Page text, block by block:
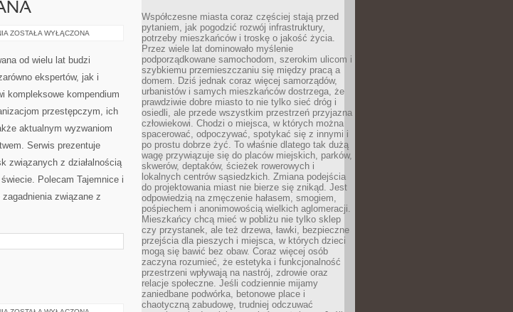
PRZESTĘPCZOŚC
ZOSTAŁA WYŁĄCZONA
od wielu lat budzi
ekspertów, jak i
kompleksowe kompendium
przestępczym, ich
aktualnym wyzwaniom
Serwis prezentuje
związanych z działalnością
Polecam Tajemnice i
związane z
Współczesne miasta coraz częściej stają przed
pytaniem, jak pogodzić rozwój infrastruktury,
potrzeby mieszkańców i troskę o jakość życia.
Przez wiele lat dominowało myślenie
podporządkowane samochodom, szerokim ulicom i
szybkiemu przemieszczaniu się między pracą a
domem. Dziś jednak coraz więcej samorządów,
urbanistów i samych mieszkańców dostrzega, że
prawdziwie dobre miasto to nie tylko sieć dróg i
osiedli, ale przede wszystkim przestrzeń przyjazna
człowiekowi. Chodzi o miejsca, w których można
spacerować, odpoczywać, spotykać się z innymi i
po prostu dobrze żyć. To właśnie dlatego tak dużą
wagę przywiązuje się do placów miejskich, parków,
skwerów, deptaków, ścieżek rowerowych i
lokalnych centrów sąsiedzkich. Zmiana podejścia
do projektowania miast nie bierze się znikąd. Jest
odpowiedzią na zmęczenie hałasem, smogiem,
pośpiechem i anonimowością wielkich aglomeracji.
Mieszkańcy chcą mieć w pobliżu nie tylko sklep
czy przystanek, ale też drzewa, ławki, bezpieczne
przejścia dla pieszych i miejsca, w których dzieci
mogą się bawić bez obaw. Coraz więcej osób
zaczyna rozumieć, że estetyka i funkcjonalność
przestrzeni wpływają na nastrój, zdrowie oraz
relacje społeczne. Jeśli codziennie mijamy
zaniedbane podwórka, betonowe place i
chaotyczną zabudowę, trudniej odczuwać